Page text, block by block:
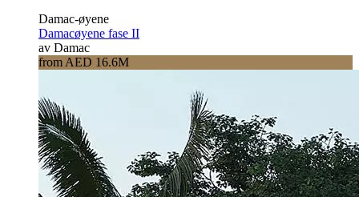
Damac-øyene
Damacøyene fase II
av Damac
from AED 16.6M